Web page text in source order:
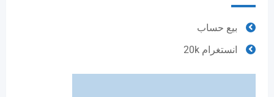
بيع حساب
انستغرام 20k